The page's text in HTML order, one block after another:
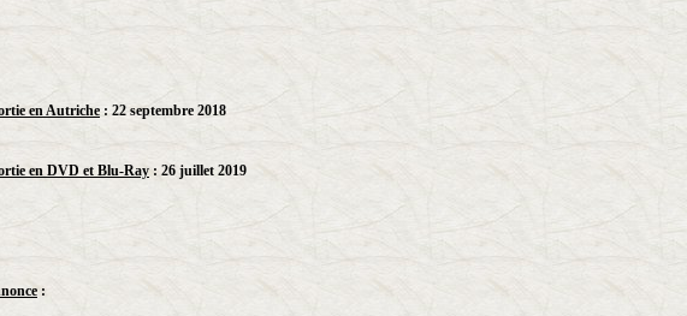
en Autriche : 22 septembre 2018
en DVD et Blu-Ray : 26 juillet 2019
: